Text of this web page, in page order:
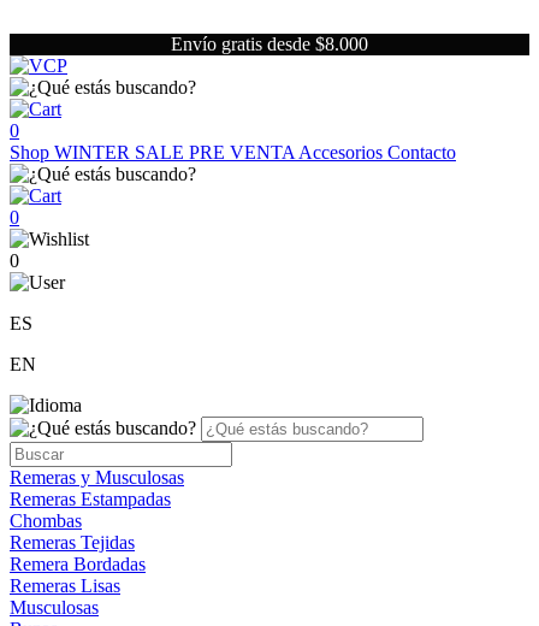
Envío gratis desde $8.000
0
Shop WINTER SALE PRE VENTA Accesorios Contacto
0
0
ES
EN
Remeras y Musculosas
Remeras Estampadas
Chombas
Remeras Tejidas
Remera Bordadas
Remeras Lisas
Musculosas